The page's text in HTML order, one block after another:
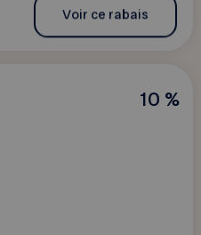
Voir ce rabais
10 %